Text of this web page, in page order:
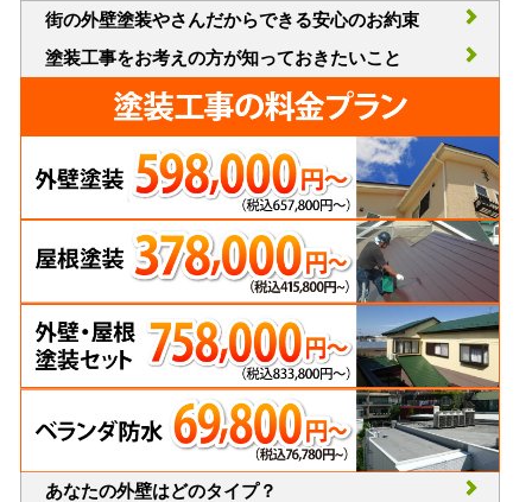
街の外壁塗装やさんだからできる安心のお約束
塗装工事をお考えの方が知っておきたいこと
あなたの外壁はどのタイプ？